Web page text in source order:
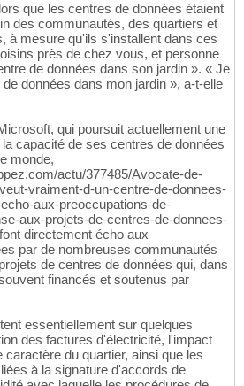
que les centres de données étaient
des communautés, des quartiers et
à mesure qu'ils s'installent dans ces
près de chez vous, et personne
de données dans son jardin ». « Je
données dans mon jardin », a-t-elle
qui poursuit actuellement une
capacité de ses centres de données
monde,
actu/377485/Avocate-de-
vraiment-d-un-centre-de-donnees-
aux-preoccupations-de-
aux-projets-de-centres-de-donnees-
directement écho aux
par de nombreuses communautés
de centres de données qui, dans
financés et soutenus par
essentiellement sur quelques
des factures d'électricité, l'impact
du quartier, ainsi que les
à la signature d'accords de